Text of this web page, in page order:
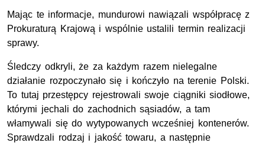
Mając te informacje, mundurowi nawiązali współpracę z
Prokuraturą Krajową i wspólnie ustalili termin realizacji
sprawy.
Śledczy odkryli, że za każdym razem nielegalne
działanie rozpoczynało się i kończyło na terenie Polski.
To tutaj przestępcy rejestrowali swoje ciągniki siodłowe,
którymi jechali do zachodnich sąsiadów, a tam
włamywali się do wytypowanych wcześniej kontenerów.
Sprawdzali rodzaj i jakość towaru, a następnie